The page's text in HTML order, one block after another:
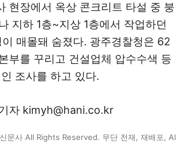
현장에서 옥상 콘크리트 타설 중 붕
지하 1층~지상 1층에서 작업하던
매몰돼 숨졌다. 광주경찰청은 62
부를 꾸리고 건설업체 압수수색 등
조사를 하고 있다.
자 kimyh@hani.co.kr
문사 All Rights Reserved. 무단 전재, 재배포, AI